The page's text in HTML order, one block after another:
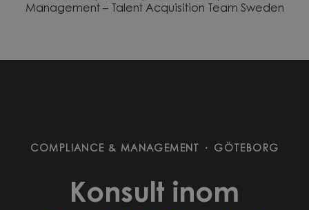
Management – Talent Acquisition Team Sweden
COMPLIANCE & MANAGEMENT · GÖTEBORG
Konsult inom